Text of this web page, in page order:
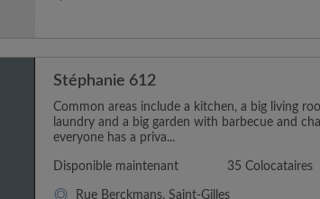
Stéphanie 612
Common areas include a kitchen, a big living
laundry and a big garden with barbecue and
everyone has a priva...
Disponible maintenant 35 Colocataires
Rue Berckmans, Saint-Gilles